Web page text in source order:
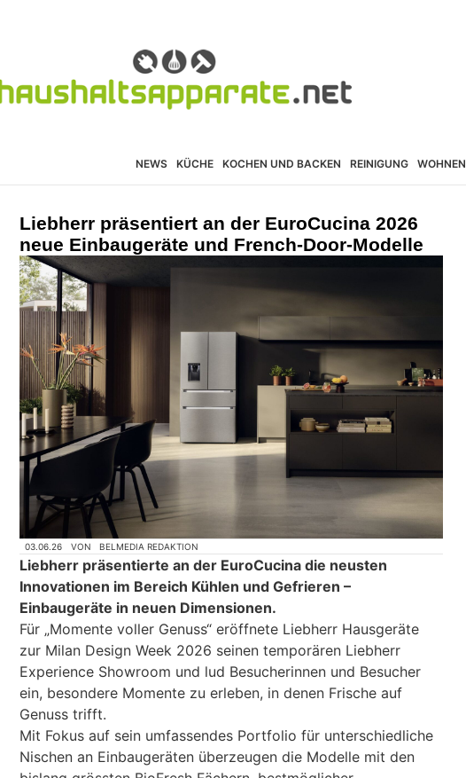
NEWS KÜCHE KOCHEN UND BACKEN REINIGUNG WOHNEN
Liebherr präsentiert an der EuroCucina 2026
neue Einbaugeräte und French-Door-Modelle
03.06.26 VON BELMEDIA REDAKTION
Liebherr präsentierte an der EuroCucina die neusten
Innovationen im Bereich Kühlen und Gefrieren –
Einbaugeräte in neuen Dimensionen.
Für „Momente voller Genuss“ eröffnete Liebherr Hausgeräte
zur Milan Design Week 2026 seinen temporären Liebherr
Experience Showroom und lud Besucherinnen und Besucher
ein, besondere Momente zu erleben, in denen Frische auf
Genuss trifft.
Mit Fokus auf sein umfassendes Portfolio für unterschiedliche
Nischen an Einbaugeräten überzeugen die Modelle mit den